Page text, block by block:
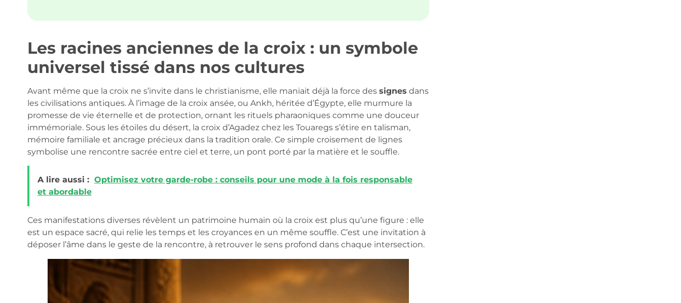
Les racines anciennes de la croix : un symbole
universel tissé dans nos cultures
Avant même que la croix ne s’invite dans le christianisme, elle maniait déjà la force des signes dans
les civilisations antiques. À l’image de la croix ansée, ou Ankh, héritée d’Égypte, elle murmure la
promesse de vie éternelle et de protection, ornant les rituels pharaoniques comme une douceur
immémoriale. Sous les étoiles du désert, la croix d’Agadez chez les Touaregs s’étire en talisman,
mémoire familiale et ancrage précieux dans la tradition orale. Ce simple croisement de lignes
symbolise une rencontre sacrée entre ciel et terre, un pont porté par la matière et le souffle.
A lire aussi : Optimisez votre garde-robe : conseils pour une mode à la fois responsable
et abordable
Ces manifestations diverses révèlent un patrimoine humain où la croix est plus qu’une figure : elle
est un espace sacré, qui relie les temps et les croyances en un même souffle. C’est une invitation à
déposer l’âme dans le geste de la rencontre, à retrouver le sens profond dans chaque intersection.